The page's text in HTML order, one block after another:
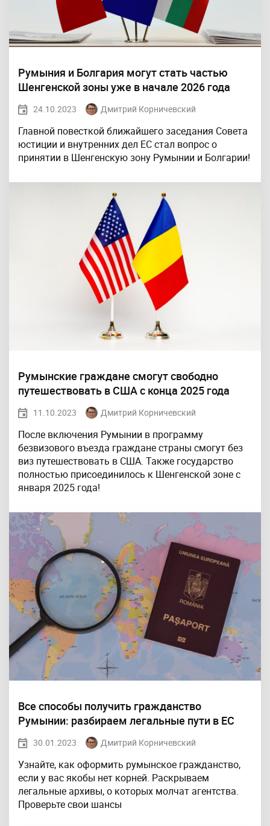
Румыния и Болгария могут стать частью
Шенгенской зоны уже в начале 2026 года
24.10.2023 Дмитрий Корничевский
Главной повесткой ближайшего заседания Совета
юстиции и внутренних дел ЕС стал вопрос о
принятии в Шенгенскую зону Румынии и Болгарии!
Румынские граждане смогут свободно
путешествовать в США с конца 2025 года
11.10.2023 Дмитрий Корничевский
После включения Румынии в программу
безвизового въезда граждане страны смогут без
виз путешествовать в США. Также государство
полностью присоединилось к Шенгенской зоне с
января 2025 года!
Все способы получить гражданство
Румынии: разбираем легальные пути в ЕС
30.01.2023 Дмитрий Корничевский
Узнайте, как оформить румынское гражданство,
если у вас якобы нет корней. Раскрываем
легальные архивы, о которых молчат агентства.
Проверьте свои шансы